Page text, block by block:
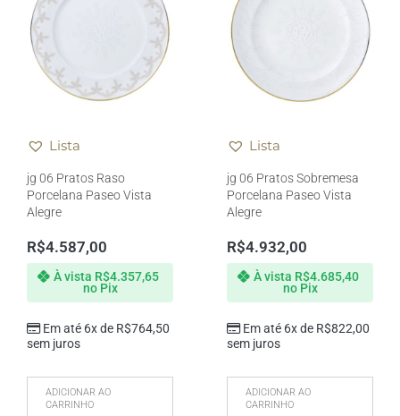
Lista
jg 06 Pratos Raso
Porcelana Paseo Vista
Alegre
R$4.587,00
Em até 6x de R$764,50
sem juros
À vista R$4.357,65
no Pix
ADICIONAR AO
CARRINHO
Lista
jg 06 Pratos Sobremesa
Porcelana Paseo Vista
Alegre
R$4.932,00
Em até 6x de R$822,00
sem juros
À vista R$4.685,40
no Pix
ADICIONAR AO
CARRINHO